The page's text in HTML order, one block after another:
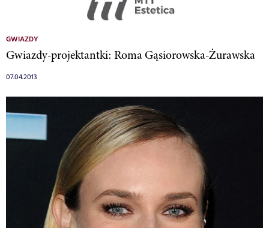
GWIAZDY
Gwiazdy-projektantki: Roma Gąsiorowska-Żurawska
07.04.2013